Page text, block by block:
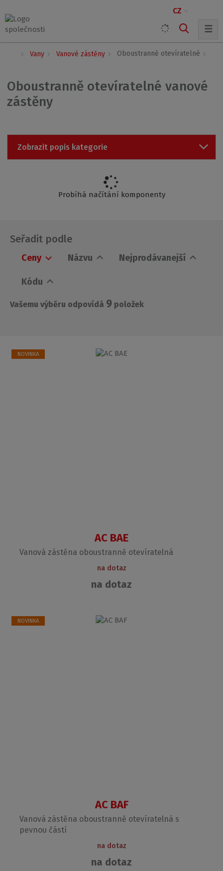
CZ
☰
Ú
d
n
í
n
a
Vany Vanové zástěny Oboustranně otevíratelné
Oboustranně otevíratelné vanové
zástěny
Zobrazit popis kategorie
Probíhá načítání komponenty
Seřadit podle
Ceny Názvu Nejprodávanejší
Kódu
Vašemu výběru odpovídá 9 položek
NOVINKA
AC BAE
Vanová zástěna oboustranně otevíratelná
na dotaz
na dotaz
NOVINKA
AC BAF
Vanová zástěna oboustranně otevíratelná s
pevnou částí
na dotaz
na dotaz